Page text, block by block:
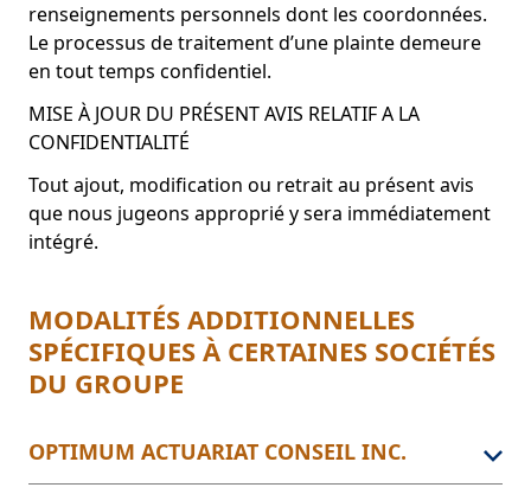
renseignements personnels dont les coordonnées.
Le processus de traitement d’une plainte demeure
en tout temps confidentiel.
MISE À JOUR DU PRÉSENT AVIS RELATIF A LA
CONFIDENTIALITÉ
Tout ajout, modification ou retrait au présent avis
que nous jugeons approprié y sera immédiatement
intégré.
MODALITÉS ADDITIONNELLES
SPÉCIFIQUES À CERTAINES SOCIÉTÉS
DU GROUPE
OPTIMUM ACTUARIAT CONSEIL INC.